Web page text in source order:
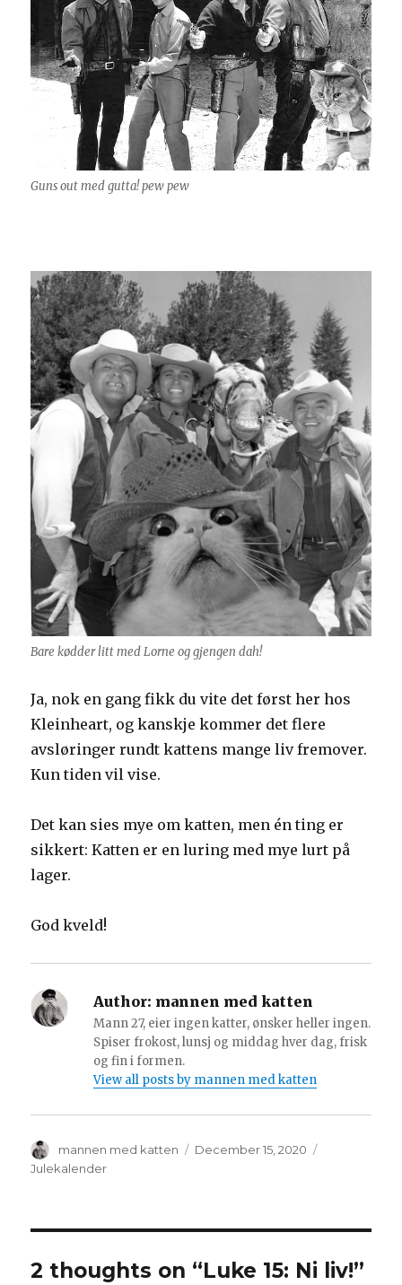
Guns out med gutta! pew pew
Bare kødder litt med Lorne og gjengen dah!
Ja, nok en gang fikk du vite det først her hos
Kleinheart, og kanskje kommer det flere
avsløringer rundt kattens mange liv fremover.
Kun tiden vil vise.
Det kan sies mye om katten, men én ting er
sikkert: Katten er en luring med mye lurt på
lager.
God kveld!
Author: mannen med katten
Mann 27, eier ingen katter, ønsker heller ingen.
Spiser frokost, lunsj og middag hver dag, frisk
og fin i formen.
View all posts by mannen med katten
Author
mannen med katten
Posted
December 15, 2020
Julekalender
2 thoughts on “Luke 15: Ni liv!”